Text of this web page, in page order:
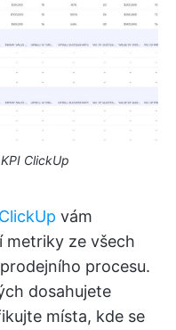
ClickUp
vám
metriky ze všech
procesu.
dosahujete
místa, kde se